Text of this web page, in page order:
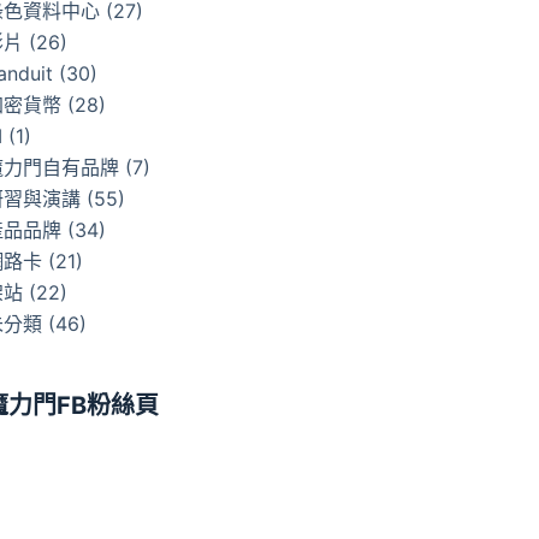
資料中心 (27)
(26)
(30)
貨幣 (28)
(1)
門自有品牌 (7)
與演講 (55)
品牌 (34)
卡 (21)
(22)
類 (46)
力門FB粉絲頁